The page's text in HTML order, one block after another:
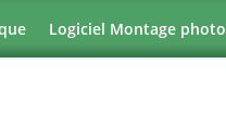
Logiciel Montage photo